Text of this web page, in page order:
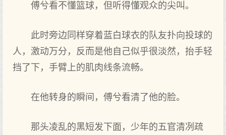
傅兮看不懂篮球，但听得懂观众的尖叫。
此时旁边同样穿着蓝白球衣的队友扑向投球的
人，激动万分，反而是他自己似乎很淡然，抬手轻
挡了下，手臂上的肌肉线条流畅。
在他转身的瞬间，傅兮看清了他的脸。
那头凌乱的黑短发下面，少年的五官清冽疏